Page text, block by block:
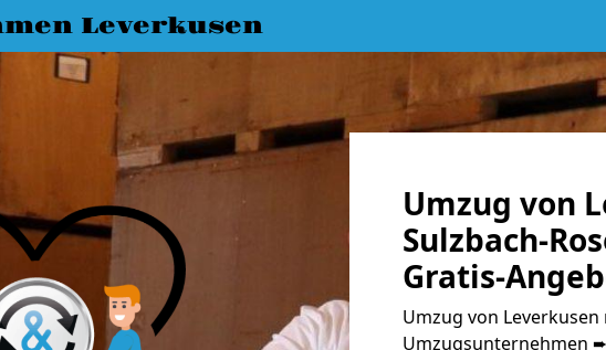
Leverkusen
Umzug von
Sulzbach-
Gratis-
Umzug von Leverkusen
Umzugsunternehmen